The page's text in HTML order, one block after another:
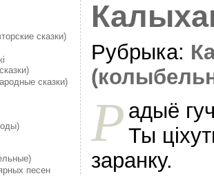
сказки)
сказки)
песен
Рубрыка:
Р адыё
Ты
заранку.